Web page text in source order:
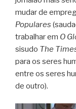
mudar de
Populares
trabalhar em O
sisudo The
para os seres
entre os seres
de outro).